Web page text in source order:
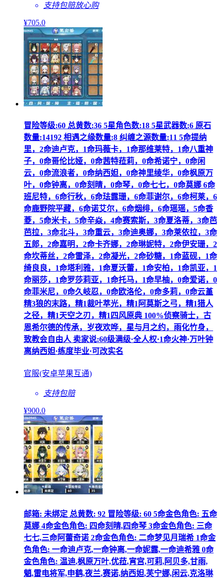
支持包赔放心购
¥705.0
冒险等级:60 总黄数:36 5星角色数:18 5星武器数:6 原石
数量:14192 相遇之缘数量:8 纠缠之源数量:11 5命提纳
里，2命迪卢克，1命玛薇卡，1命那维莱特，1命八重神
子，0命哥伦比娅，0命茜特菈莉，0命希诺宁，0命闲
云，0命流浪者，0命纳西妲，0命神里绫华，0命枫原万
叶，0命钟离，0命刻晴，0命琴，0命七七，0命莫娜 6命
班尼特，6命行秋，6命珐露珊，6命菲谢尔，6命柯莱，6
命鹿野院平藏，6命诺艾尔，6命烟绯，6命瑶瑶，5命香
菱，5命米卡，5命辛焱，4命赛索斯，3命夏洛蒂，3命芭
芭拉，3命北斗，3命重云，3命迪奥娜，3命莱依拉，3命
五郎，2命嘉明，2命卡齐娜，2命琳妮特，2命伊安珊，2
命坎蒂丝，2命雷泽，2命凝光，2命砂糖，1命蓝砚，1命
绮良良，1命塔利雅，1命夏沃蕾，1命安柏，1命凯亚，1
命丽莎，1命罗莎莉亚，1命托马，1命早柚，0命爱诺，0
命菲米尼，0命久岐忍，0命欧洛伦，0命多莉，0命云堇
精3狼的末路，精1裁叶萃光，精1阿莫斯之弓，精1猎人
之径，精1天空之刃，精1四风原典 100%侦察骑士，古
恩希尔德的传承，岁夜欢哗，星与月之约，雨化竹身，
致教会自由人 卖家说:60级满级·全人权·1命火神·万叶钟
离纳西妲·练度毕业·可改实名
官服(安卓苹果互通)
支持包赔
¥900.0
邮箱: 未绑定 总黄数: 92 冒险等级: 60 5命金色角色: 五命
莫娜 4命金色角色: 四命刻晴,四命琴 3命金色角色: 三命
七七,三命阿蕾奇诺 2命金色角色: 二命梦见月瑞希 1命金
色角色: 一命迪卢克,一命钟离,一命妮露,一命迪希雅 0命
金色角色: 温迪,枫原万叶,优菈,宵宫,可莉,阿贝多,甘雨,
魈,雷电将军,申鹤,夜兰,赛诺,纳西妲,芙宁娜,闲云,克洛琳